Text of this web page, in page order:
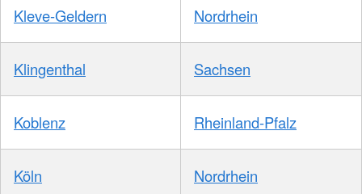
Kleve-Geldern Nordrhein
Klingenthal Sachsen
Koblenz Rheinland-Pfalz
Köln Nordrhein